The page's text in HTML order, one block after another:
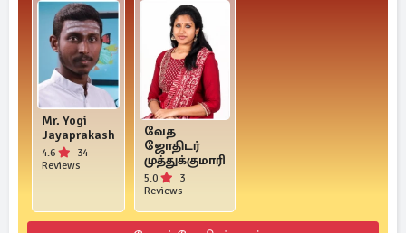
Mr. Yogi
Jayaprakash
4.6
34
Reviews
வேத
ஜோதிடர்
முத்துக்குமாரி
5.0
3
Reviews